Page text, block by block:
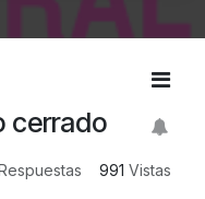
cerrado
991 Vistas